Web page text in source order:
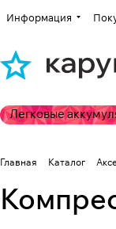
Информация
Легковые
Главная Каталог
Компрессоры